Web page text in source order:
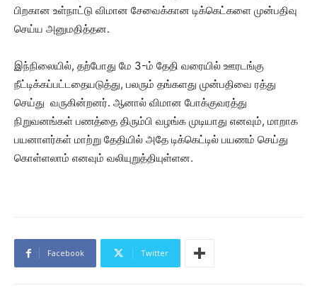
பிறகான உள்நாட்டு விமான சேவைக்கான டிக்கெட்களை முன்பதிவு
செய்ய அனுமதித்தன.
இந்நிலையில், தற்போது மே 3-ம் தேதி வரையில் ஊரடங்கு
நீட்டிக்கப்பட்டதையடுத்து, பலரும் தங்களது முன்பதிவை ரத்து
செய்து வருகின்றனர். ஆனால் விமான போக்குவரத்து
நிறுவனங்கள் பணத்தை திரும்பி வழங்க முடியாது எனவும், மாறாக
பயனாளர்கள் மாற்று தேதியில் அதே டிக்கெட்டில் பயணம் செய்து
கொள்ளலாம் எனவும் வலியுறுத்தியுள்ளன.
Facebook Twitter